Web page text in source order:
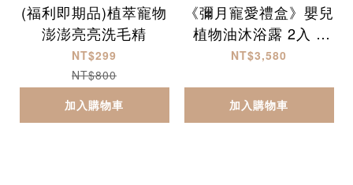
(福利即期品)植萃寵物
澎澎亮亮洗毛精
NT$299
NT$800
加入購物車
《彌月寵愛禮盒》嬰兒
植物油沐浴露 2入 +
乳液 1入
NT$3,580
加入購物車